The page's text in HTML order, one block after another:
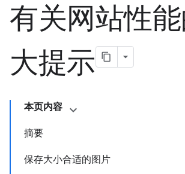
有关网站性
大提示
本页内容
摘要
保存大小合适的图片